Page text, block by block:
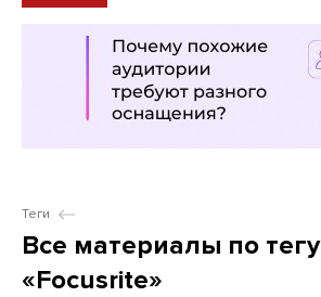
Теги
Все материалы по тегу
«Focusrite»